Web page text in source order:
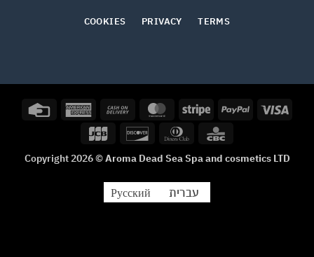
TERMS
PRIVACY
COOKIES
Visa
PayPal
Stripe
MasterCard
Cash
Delivery
American
Credit
CBC
Dinners
Discover
JCB
Copyright 2026 ©Aroma Dead Sea Spa and cosmetics LTD
עברית Русский